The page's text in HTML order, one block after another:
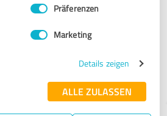
Präferenzen
Marketing
Details zeigen
ALLE ZULASSEN